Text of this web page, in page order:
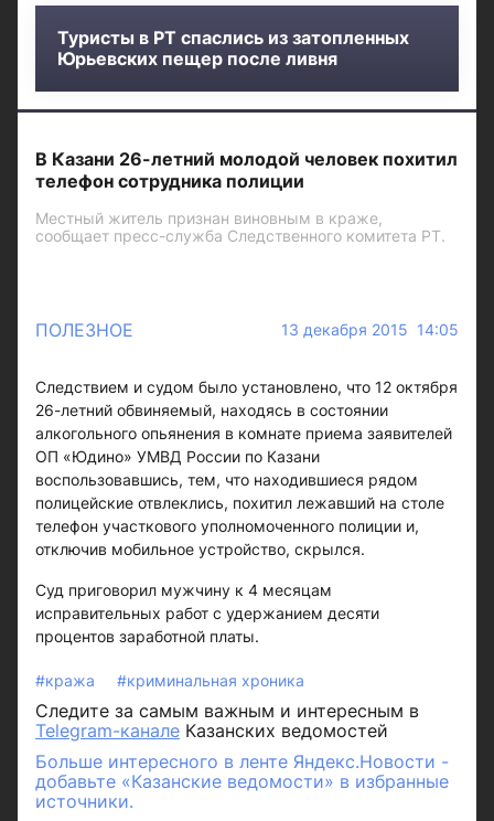
Туристы в РТ спаслись из затопленных
Юрьевских пещер после ливня
В Казани 26-летний молодой человек похитил
телефон сотрудника полиции
Местный житель признан виновным в краже,
сообщает пресс-служба Следственного комитета РТ.
ПОЛЕЗНОЕ 13 декабря 2015 14:05
Следствием и судом было установлено, что 12 октября
26-летний обвиняемый, находясь в состоянии
алкогольного опьянения в комнате приема заявителей
ОП «Юдино» УМВД России по Казани
воспользовавшись, тем, что находившиеся рядом
полицейские отвлеклись, похитил лежавший на столе
телефон участкового уполномоченного полиции и,
отключив мобильное устройство, скрылся.
Суд приговорил мужчину к 4 месяцам
исправительных работ с удержанием десяти
процентов заработной платы.
#кража #криминальная хроника
Следите за самым важным и интересным в
Telegram-канале Казанских ведомостей
Больше интересного в ленте Яндекс.Новости -
добавьте «Казанские ведомости» в избранные
источники.